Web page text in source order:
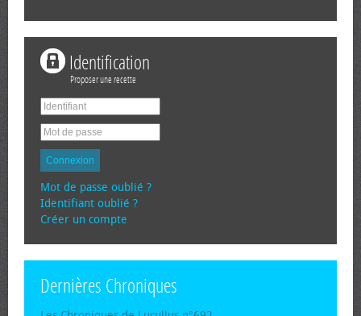
Identification
Proposer une recette
Connexion
Mot de passe oublié ?
Identifiant oublié ?
Créer un compte
Dernières Chroniques